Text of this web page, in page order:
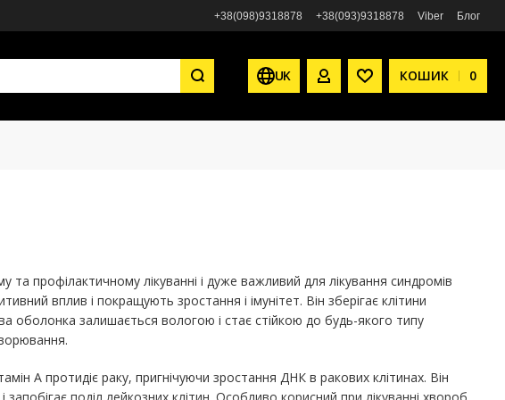
+38(098)9318878 +38(093)9318878 Viber Блог
UK МІЙ ОБЛІКОВИЙ ЗАПИС
СПИСОК БАЖАНЬ
КОШИК 0
профілактичному лікуванні і дуже важливий для лікування синдромів
вплив і покращують зростання і імунітет. Він зберігає клітини
оболонка залишається вологою і стає стійкою до будь-якого типу
А протидіє раку, пригнічуючи зростання ДНК в ракових клітинах. Він